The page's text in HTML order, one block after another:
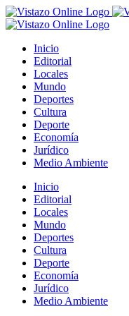
Saltar
al
Inicio
Editorial
Locales
Mundo
Deportes
Cultura
Deporte
Economía
Jurídico
Medio Ambiente
Inicio
Editorial
Locales
Mundo
Deportes
Cultura
Deporte
Economía
Jurídico
Medio Ambiente